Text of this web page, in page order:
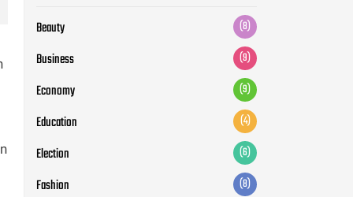
Beauty (8)
Business (9)
Economy (9)
Education (4)
Election (6)
Fashion (8)